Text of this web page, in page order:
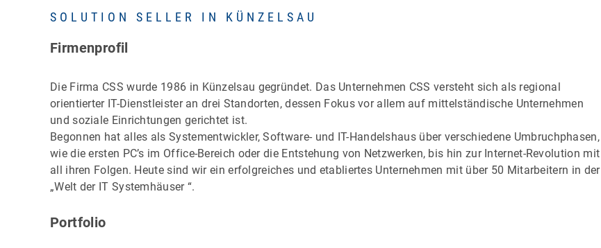
SOLUTION SELLER IN KÜNZELSAU
Firmenprofil
Die Firma CSS wurde 1986 in Künzelsau gegründet. Das Unternehmen CSS versteht sich als regional
orientierter IT-Dienstleister an drei Standorten, dessen Fokus vor allem auf mittelständische Unternehmen
und soziale Einrichtungen gerichtet ist.
Begonnen hat alles als Systementwickler, Software- und IT-Handelshaus über verschiedene Umbruchphasen,
wie die ersten PC’s im Office-Bereich oder die Entstehung von Netzwerken, bis hin zur Internet-Revolution mit
all ihren Folgen. Heute sind wir ein erfolgreiches und etabliertes Unternehmen mit über 50 Mitarbeitern in der
„Welt der IT Systemhäuser “.
Portfolio